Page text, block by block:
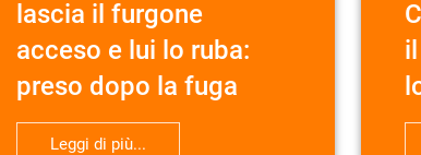
lascia il furgone
acceso e lui lo ruba:
preso dopo la fuga
Leggi di più...